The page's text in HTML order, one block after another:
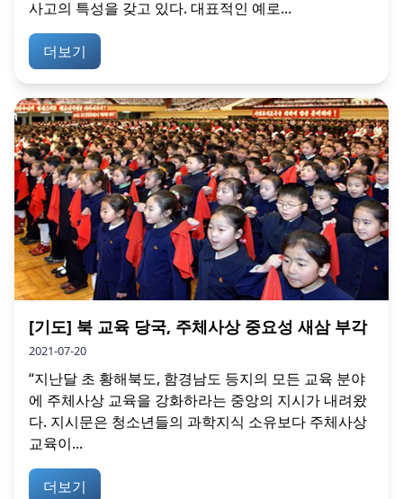
사고의 특성을 갖고 있다. 대표적인 예로...
더보기
[기도] 북 교육 당국, 주체사상 중요성 새삼 부각
2021-07-20
“지난달 초 황해북도, 함경남도 등지의 모든 교육 분야
에 주체사상 교육을 강화하라는 중앙의 지시가 내려왔
다. 지시문은 청소년들의 과학지식 소유보다 주체사상
교육이...
더보기